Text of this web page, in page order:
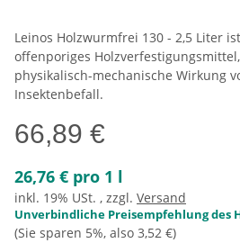
Leinos Holzwurmfrei 130 - 2,5 Liter
offenporiges
physikalisch-mechanische Wirkung
Insektenbefall.
66,89 €
26,76 € pro 1 l
inkl. 19% USt. , zzgl. Versand
Unverbindliche Preisempfehlung des
(Sie sparen 5%, also 3,52 €)